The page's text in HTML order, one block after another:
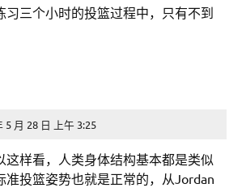
习三个小时的投篮过程中，只有不到
5 月 28 日 上午 3:25
这样看，人类身体结构基本都是类似
准投篮姿势也就是正常的，从Jordan